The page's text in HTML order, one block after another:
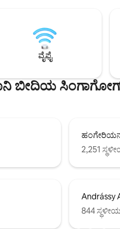
ಒಂದಾಗಿದೆ. ಬೊಟಿಕ್ ಅಪಾರ್ಟ್‌ಮೆಂಟ್
ಮಲಗುವ ಕೋಣೆ, ಸಂಪೂರ್ಣ
ಮತ್ತು ಒಂದು ಬಾತ್‌ರೂಮ್
ಲಿವಿಂಗ್ ಏರಿಯಾವನ್ನು ಹೊಂದಿದೆ.
ವೈಫೈ
ಬೀದಿಯ ಸಿಂಗಾಗೋಗ್
2,251
Andrássy
844